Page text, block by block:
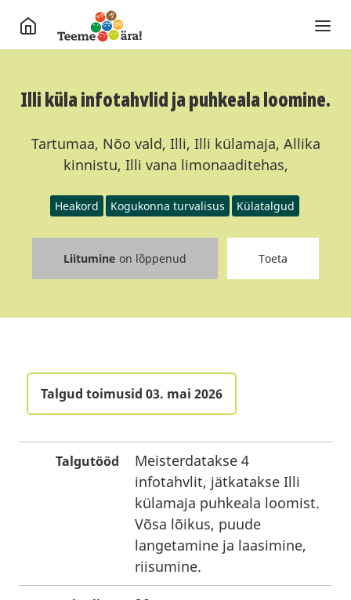
Illi küla infotahvlid ja puhkeala loomine.
Tartumaa, Nõo vald, Illi, Illi külamaja, Allika
kinnistu, Illi vana limonaaditehas,
Heakord Kogukonna turvalisus Külatalgud
Liitumine on lõppenud Toeta
Talgud toimusid 03. mai 2026
Talgutööd
Meisterdatakse 4
infotahvlit, jätkatakse Illi
külamaja puhkeala loomist.
Võsa lõikus, puude
langetamine ja laasimine,
riisumine.